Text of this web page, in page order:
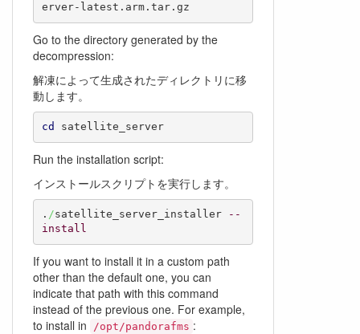
erver-latest.arm.tar.gz
Go to the directory generated by the
decompression:
解凍によって生成されたディレクトリに移
動します。
cd satellite_server
Run the installation script:
インストールスクリプトを実行します。
. /satellite_server_installer
--
install
If you want to install it in a custom path
other than the default one, you can
indicate that path with this command
instead of the previous one. For example,
to install in
/opt/pandorafms :